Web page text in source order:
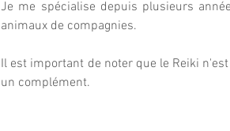
Je me spécialise depuis plusieurs
animaux de compagnies.
Il est important de noter que le Reiki
un complément.